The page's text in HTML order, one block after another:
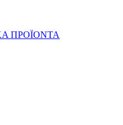
ΠΡΟΪΟΝΤΑ